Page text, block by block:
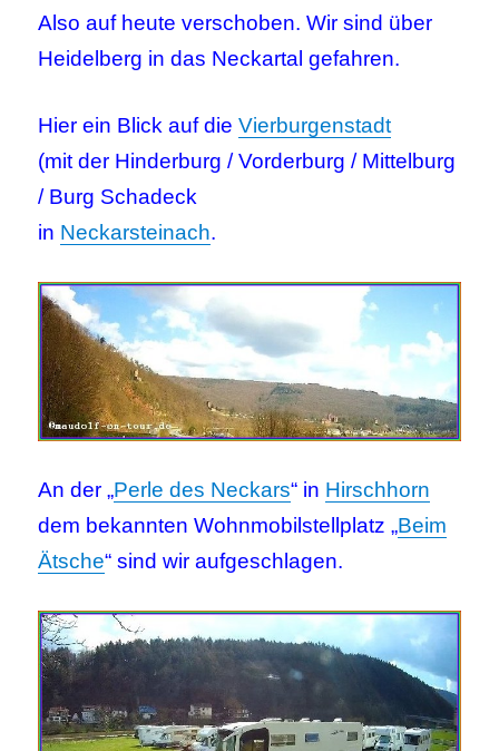
Also auf heute verschoben. Wir sind über
Heidelberg in das Neckartal gefahren.
Hier ein Blick auf dieVierburgenstadt
(mit der Hinderburg / Vorderburg / Mittelburg
/ Burg Schadeck
in Neckarsteinach.
An der „Perle des Neckars“ in Hirschhorn
dem bekannten Wohnmobilstellplatz „Beim
Ätsche“ sind wir aufgeschlagen.